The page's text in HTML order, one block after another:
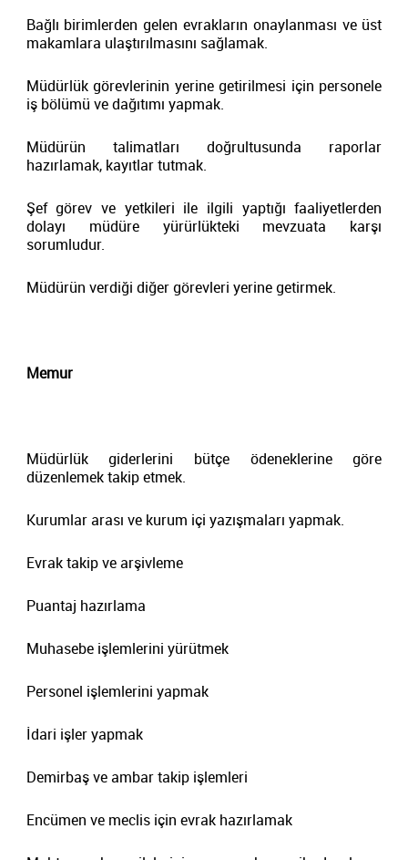
Bağlı birimlerden gelen evrakların onaylanması ve üst
makamlara ulaştırılmasını sağlamak.
Müdürlük görevlerinin yerine getirilmesi için personele
iş bölümü ve dağıtımı yapmak.
Müdürün talimatları doğrultusunda raporlar
hazırlamak, kayıtlar tutmak.
Şef görev ve yetkileri ile ilgili yaptığı faaliyetlerden
dolayı müdüre yürürlükteki mevzuata karşı
sorumludur.
Müdürün verdiği diğer görevleri yerine getirmek.
Memur
Müdürlük giderlerini bütçe ödeneklerine göre
düzenlemek takip etmek.
Kurumlar arası ve kurum içi yazışmaları yapmak.
Evrak takip ve arşivleme
Puantaj hazırlama
Muhasebe işlemlerini yürütmek
Personel işlemlerini yapmak
İdari işler yapmak
Demirbaş ve ambar takip işlemleri
Encümen ve meclis için evrak hazırlamak